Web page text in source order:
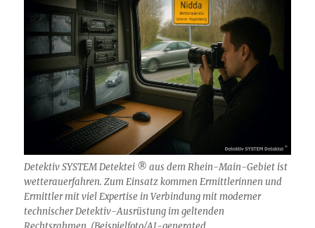
Detektiv SYSTEM Detektei ® aus dem Rhein-Main-Gebiet ist
wetterauerfahren. Zum Einsatz kommen Ermittlerinnen und
Ermittler mit viel Expertise in Verbindung mit moderner
technischer Detektiv-Ausrüstung im geltenden